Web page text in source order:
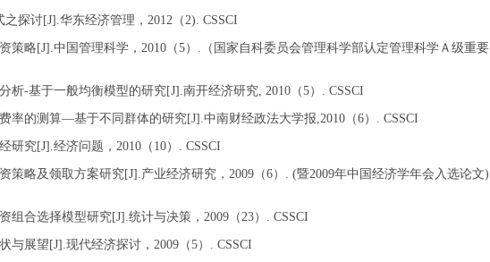
之探讨[J].华东经济管理， 2012（2). CSSCI
策略 [J].中国管理科学， 2010（5） . （国家自科委员会管理科学部认定管理科学Ａ级重要
析-基于一般均衡模型的研究[J].南开经济研究, 2010（5） . CSSCI
率的测算—基于不同群体的研究[J].中南财经政法大学报,2010（6） . CSSCI
研究[J].经济问题， 2010（ 10） . CSSCI
策略及领取方案研究[J].产业经济研究， 2009（6） . (暨2009年中国经济学年会入选论文)
组合选择模型研究[J].统计与决策， 2009（23） . CSSCI
与展望[J].现代经济探讨， 2009（5） . CSSCI